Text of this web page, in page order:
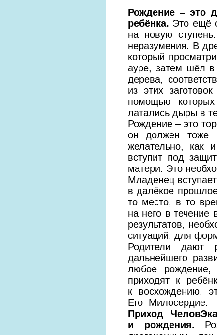
Рождение – это
ребёнка. Это ещё
на новую
неразумения. В
который
ауре, затем шёл
дерева,
из этих
помощью которых
латались дыры в
Рождение – это
он должен тоже
желательно, как
вступит под
матери. Это
Младенец
в далёкое
то место, в то
на него в течение
результатов,
ситуаций, для
Родители дают
дальнейшего
любое
приходят к
к восхождению,
Его Милосердие.
Приход
и рождения.